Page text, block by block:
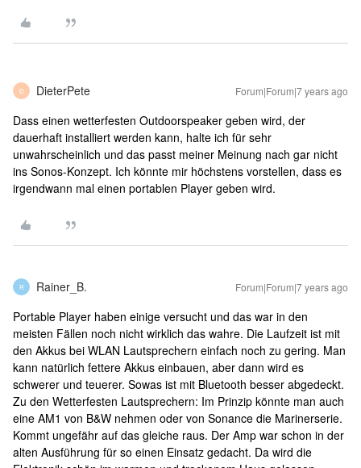
D DieterPete Forum|Forum|7 years ago
Dass einen wetterfesten Outdoorspeaker geben wird, der
dauerhaft installiert werden kann, halte ich für sehr
unwahrscheinlich und das passt meiner Meinung nach gar nicht
ins Sonos-Konzept. Ich könnte mir höchstens vorstellen, dass es
irgendwann mal einen portablen Player geben wird.
R Rainer_B. Forum|Forum|7 years ago
Portable Player haben einige versucht und das war in den
meisten Fällen noch nicht wirklich das wahre. Die Laufzeit ist mit
den Akkus bei WLAN Lautsprechern einfach noch zu gering. Man
kann natürlich fettere Akkus einbauen, aber dann wird es
schwerer und teuerer. Sowas ist mit Bluetooth besser abgedeckt.
Zu den Wetterfesten Lautsprechern: Im Prinzip könnte man auch
eine AM1 von B&W nehmen oder von Sonance die Marinerserie.
Kommt ungefähr auf das gleiche raus. Der Amp war schon in der
alten Ausführung für so einen Einsatz gedacht. Da wird die